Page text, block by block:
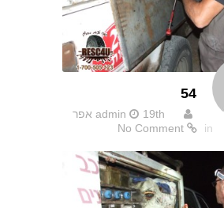
54
admin 19th אפר
No Comment in